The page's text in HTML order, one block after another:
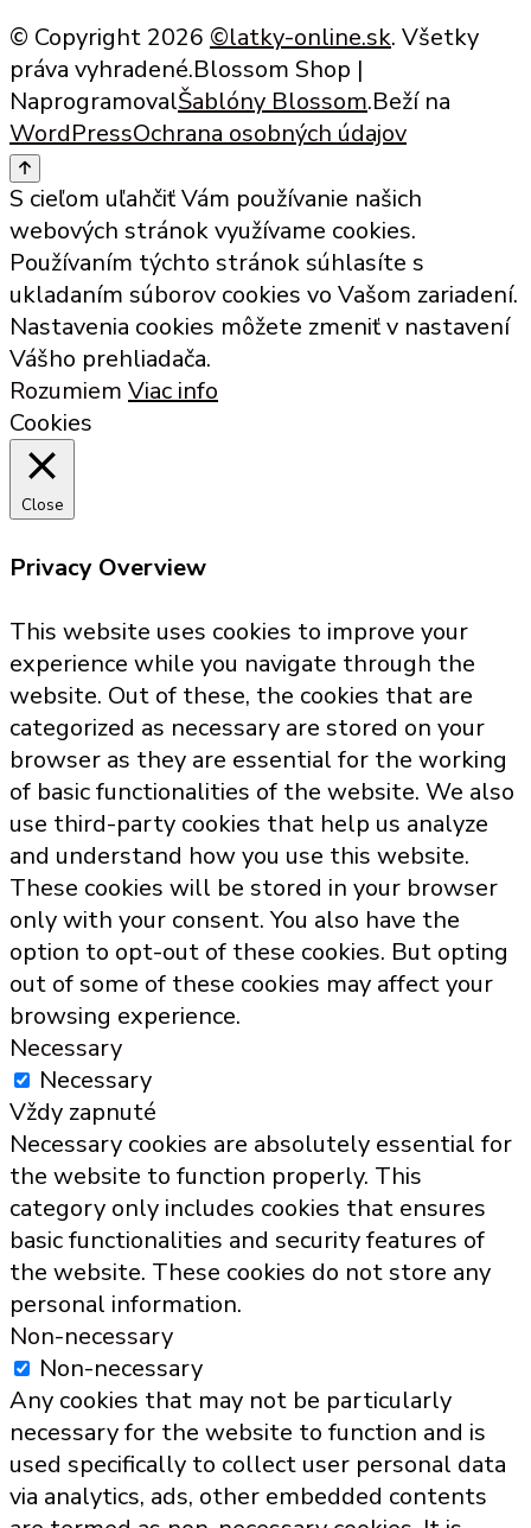
4,29 €.2,14 €.
© Copyright 2026 ©latky-online.sk. Všetky
práva vyhradené.Blossom Shop |
NaprogramovalŠablóny Blossom.Beží na
WordPressOchrana osobných údajov
S cieľom uľahčiť Vám používanie našich
webových stránok využívame cookies.
Používaním týchto stránok súhlasíte s
ukladaním súborov cookies vo Vašom zariadení.
Nastavenia cookies môžete zmeniť v nastavení
Vášho prehliadača.
Rozumiem Viac info
Cookies
Close
Privacy Overview
This website uses cookies to improve your
experience while you navigate through the
website. Out of these, the cookies that are
categorized as necessary are stored on your
browser as they are essential for the working
of basic functionalities of the website. We also
use third-party cookies that help us analyze
and understand how you use this website.
These cookies will be stored in your browser
only with your consent. You also have the
option to opt-out of these cookies. But opting
out of some of these cookies may affect your
browsing experience.
Necessary
Necessary
Vždy zapnuté
Necessary cookies are absolutely essential for
the website to function properly. This
category only includes cookies that ensures
basic functionalities and security features of
the website. These cookies do not store any
personal information.
Non-necessary
Non-necessary
Any cookies that may not be particularly
necessary for the website to function and is
used specifically to collect user personal data
via analytics, ads, other embedded contents